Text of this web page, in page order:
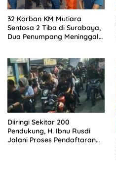
32 Korban KM Mutiara
Sentosa 2 Tiba di Surabaya,
Dua Penumpang Meninggal
Diiringi Sekitar 200
Pendukung, H. Ibnu Rusdi
Jalani Proses Pendaftaran